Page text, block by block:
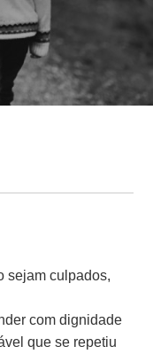
sejam culpados,
com dignidade
que se repetiu